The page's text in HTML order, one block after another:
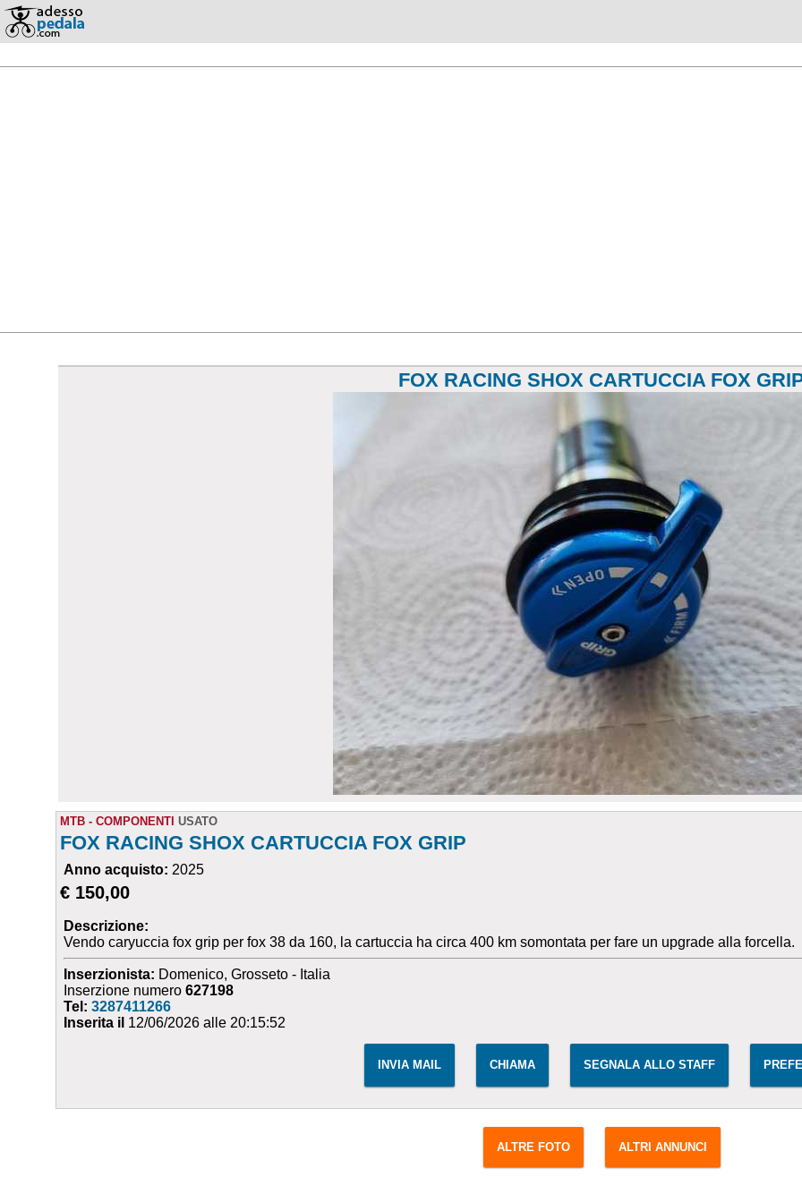
FOX RACING SHOX CARTUCCIA FOX
MTB - COMPONENTI USATO
FOX RACING SHOX CARTUCCIA FOX GRIP
Anno acquisto: 2025
€ 150,00
Descrizione:
Vendo caryuccia fox grip per fox 38 da 160, la cartuccia ha circa 400 km somontata per fare un upgrade alla forcella.
Inserzionista: Domenico, Grosseto - Italia
Inserzione numero627198
Tel:3287411266
Inserita il 12/06/2026 alle 20:15:52
INVIA MAIL CHIAMA SEGNALA ALLO STAFF
ALTRE FOTO ALTRI ANNUNCI